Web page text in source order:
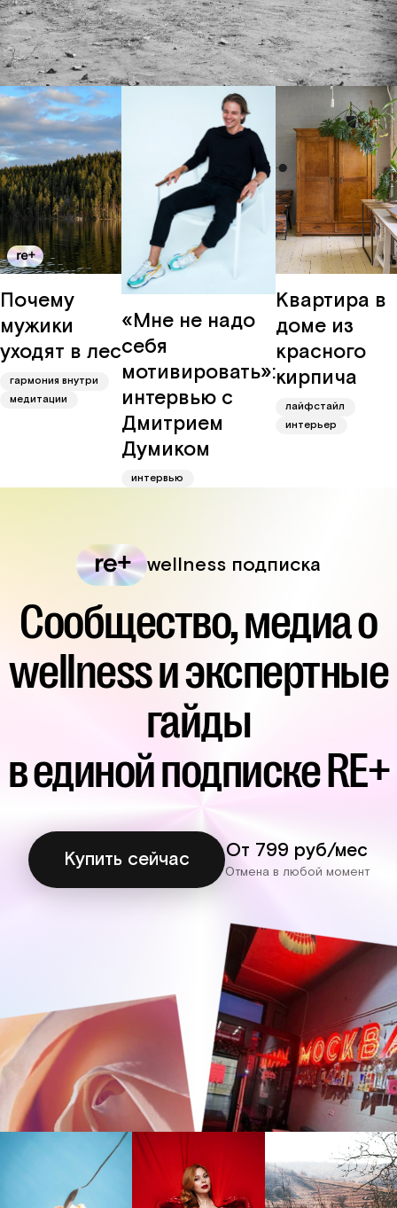
забота
о мире
карьера
Вконтакте
Почему
мужики
уходят в лес
гармония внутри
медитации
«Мне не надо
себя
мотивировать»:
интервью с
Дмитрием
Думиком
интервью
Квартира в
доме из
красного
кирпича
лайфстайл
интерьер
wellness подписка
Сообщество, медиа о
wellness и экспертные
гайды
в единой подписке RE+
Купить сейчас От 799 руб/мес
Отмена в любой момент